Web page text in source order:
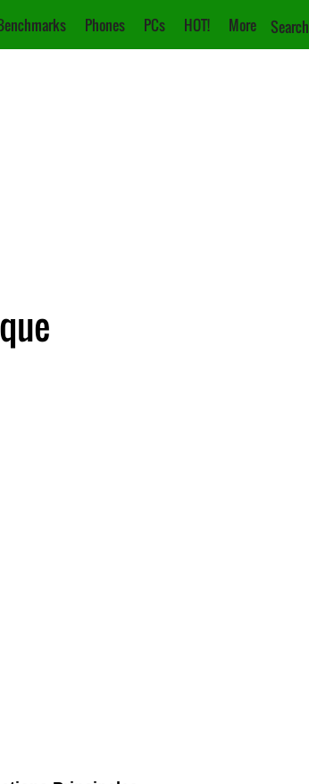
Phones PCs HOT! More Search